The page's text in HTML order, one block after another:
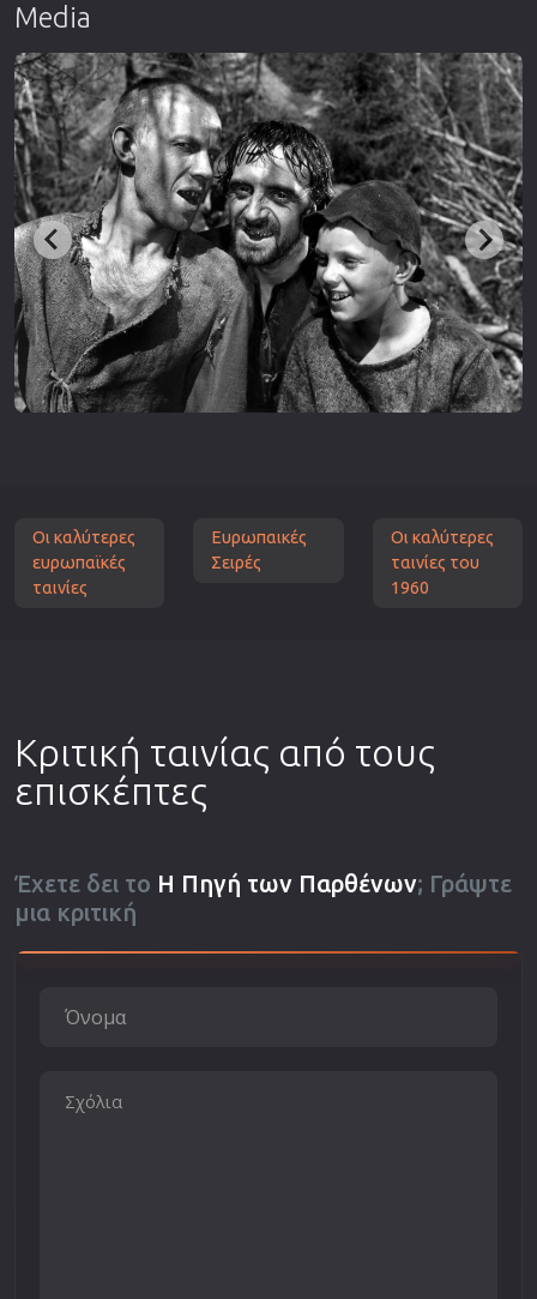
Media
Οι καλύτερες
ευρωπαϊκές
ταινίες
Ευρωπαικές
Σειρές
Οι καλύτερες
ταινίες του
1960
Κριτική ταινίας από τους
επισκέπτες
Έχετε δει το Η Πηγή των Παρθένων; Γράψτε
μια κριτική